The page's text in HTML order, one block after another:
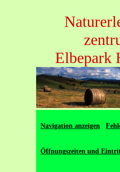
Elbepark
Navigation anzeigen
Öffnungszeiten und